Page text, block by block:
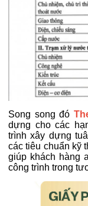
Song song đó
dựng cho các
trình xây dựng
các tiêu chuẩn kỹ
giúp khách hàng
công trình trong